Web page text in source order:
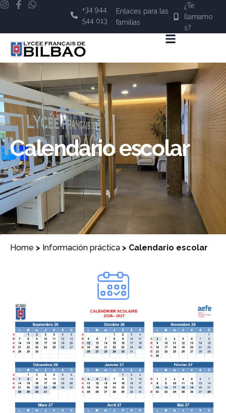
+34 944
544 013
Enlaces para las
familias
¿Te
llamamo
s?
Calendario escolar
Home > Información práctica > Calendario escolar